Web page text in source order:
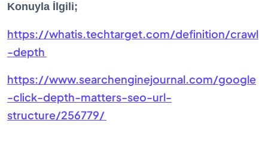
Konuyla İlgili;
https://whatis.techtarget.com/definition/crawl
-depth
https://www.searchenginejournal.com/google
-click-depth-matters-seo-url-
structure/256779/